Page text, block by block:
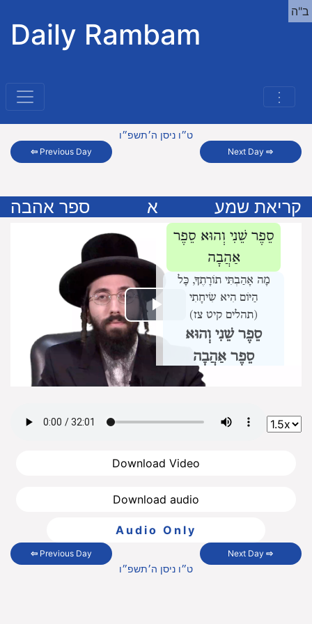
Daily Rambam
⋮
ב"ה
⇦ Previous Day
ט״ו ניסן ה׳תשפ״ו
Next Day⇨
קריאת שמע א ספר אהבה
Play
Video
סֵפֶר שֵׁנִי וְהוּא סֵפֶר
אַהֲבָה
מָה אָהַבְתִּי תוֹרָתֶךָ, כָּל
הַיּוֹם הִיא שִׂיחָתִי
(תהלים קיט צז)
סֵפֶר שֵׁנִי וְהוּא
סֵפֶר אַהֲבָה
הִלְכוֹתָיו שֵׁשׁ. וְזֶהוּ סִדּוּרָן
הִלְכוֹת תְּפִלָּה וּבִרְכַּת
כֹּהֲנִים.
הִלְכוֹת תְּפִלִּין
הִלְכוֹת
הִלְכוֹת קְרִיאַת
מִצְוַת עֲשֵׂה אַחַת,
לִקְרוֹת קְרִיאַת שְׁמַע
Download Video
Download audio
Audio Only
⇦ Previous Day
ט״ו ניסן ה׳תשפ״ו
Next Day⇨